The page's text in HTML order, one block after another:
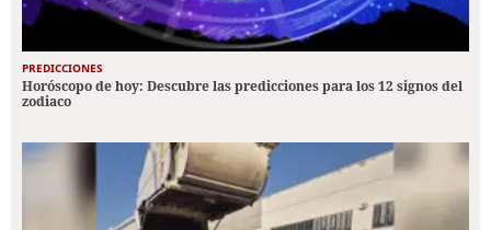
PREDICCIONES
Horóscopo de hoy: Descubre las predicciones para los 12 signos del
zodiaco